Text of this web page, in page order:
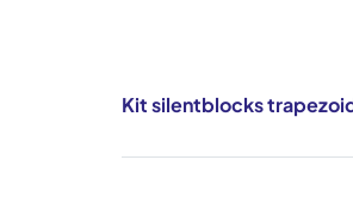
Kit silentblocks